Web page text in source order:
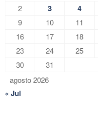
agosto 2026
2 3 4
9
10 11
16
17 18
23
24 25
30
31
« Jul